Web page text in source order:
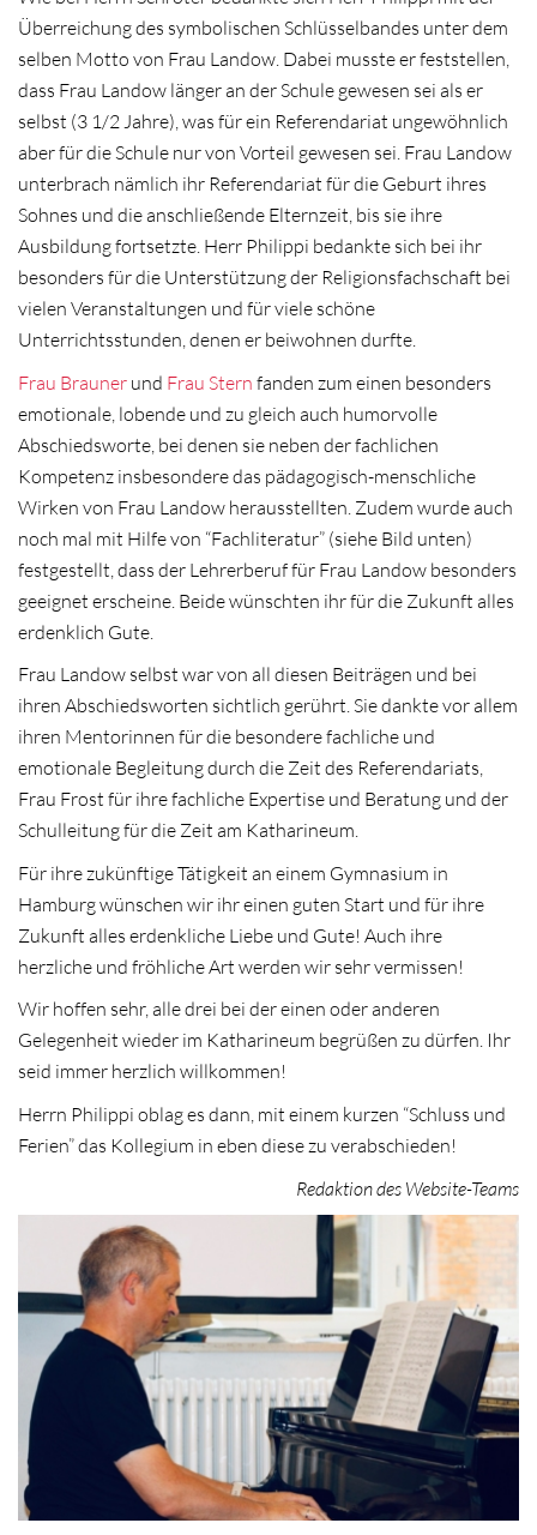
Überreichung des symbolischen Schlüsselbandes unter dem
selben Motto von Frau Landow. Dabei musste er feststellen,
dass Frau Landow länger an der Schule gewesen sei als er
selbst (3 1/2 Jahre), was für ein Referendariat ungewöhnlich
aber für die Schule nur von Vorteil gewesen sei. Frau Landow
unterbrach nämlich ihr Referendariat für die Geburt ihres
Sohnes und die anschließende Elternzeit, bis sie ihre
Ausbildung fortsetzte. Herr Philippi bedankte sich bei ihr
besonders für die Unterstützung der Religionsfachschaft bei
vielen Veranstaltungen und für viele schöne
Unterrichtsstunden, denen er beiwohnen durfte.
Frau Brauner und Frau Stern fanden zum einen besonders
emotionale, lobende und zu gleich auch humorvolle
Abschiedsworte, bei denen sie neben der fachlichen
Kompetenz insbesondere das pädagogisch-menschliche
Wirken von Frau Landow herausstellten. Zudem wurde auch
noch mal mit Hilfe von “Fachliteratur” (siehe Bild unten)
festgestellt, dass der Lehrerberuf für Frau Landow besonders
geeignet erscheine. Beide wünschten ihr für die Zukunft alles
erdenklich Gute.
Frau Landow selbst war von all diesen Beiträgen und bei
ihren Abschiedsworten sichtlich gerührt. Sie dankte vor allem
ihren Mentorinnen für die besondere fachliche und
emotionale Begleitung durch die Zeit des Referendariats,
Frau Frost für ihre fachliche Expertise und Beratung und der
Schulleitung für die Zeit am Katharineum.
Für ihre zukünftige Tätigkeit an einem Gymnasium in
Hamburg wünschen wir ihr einen guten Start und für ihre
Zukunft alles erdenkliche Liebe und Gute! Auch ihre
herzliche und fröhliche Art werden wir sehr vermissen!
Wir hoffen sehr, alle drei bei der einen oder anderen
Gelegenheit wieder im Katharineum begrüßen zu dürfen. Ihr
seid immer herzlich willkommen!
Herrn Philippi oblag es dann, mit einem kurzen “Schluss und
Ferien” das Kollegium in eben diese zu verabschieden!
Redaktion des Website-Teams